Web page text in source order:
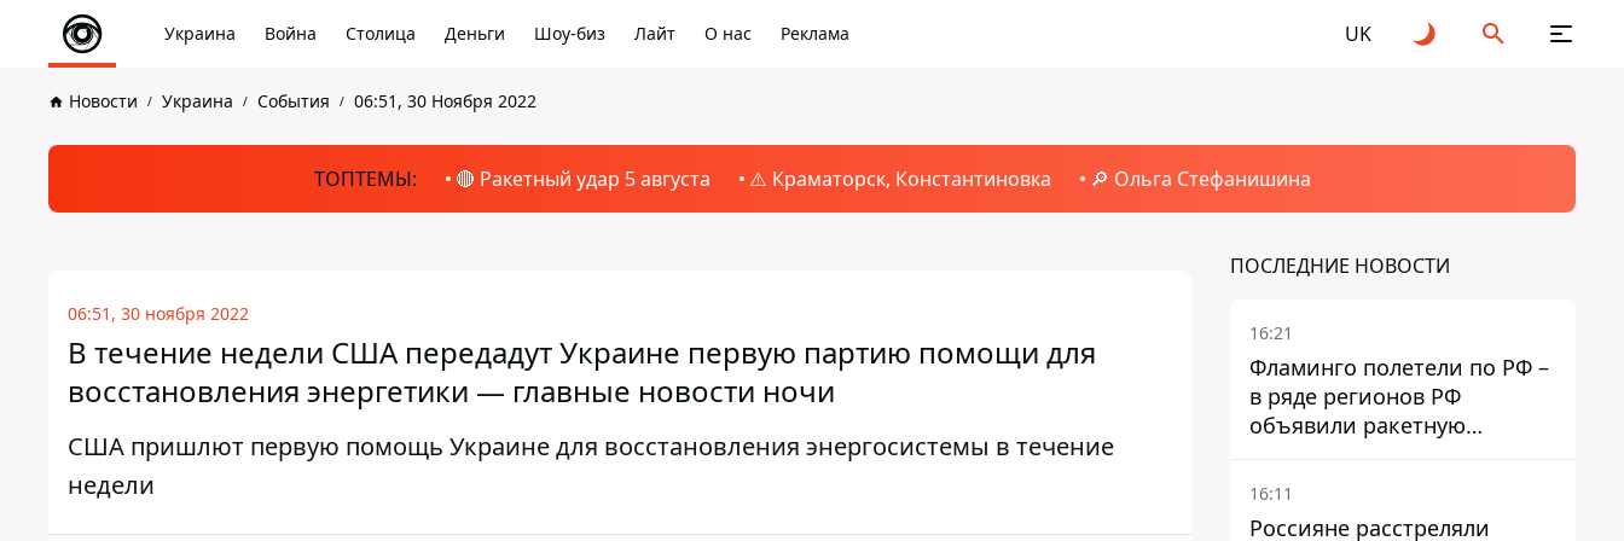
Украина Война Столица Деньги Шоу-биз Лайт О нас Реклама UK
Новости Украина События 06:51, 30 Ноября 2022
ТОПТЕМЫ: 🔴 Ракетный удар 5 августа ⚠️ Краматорск, Константиновка 🔎 Ольга Стефанишина
06:51, 30 ноября 2022
В течение недели США передадут Украине первую партию помощи для
восстановления энергетики — главные новости ночи
США пришлют первую помощь Украине для восстановления энергосистемы в течение
недели
ПОСЛЕДНИЕ НОВОСТИ
16:21
Фламинго полетели по РФ –
в ряде регионов РФ
объявили ракетную
опасность
16:11
Россияне расстреляли